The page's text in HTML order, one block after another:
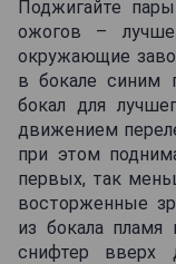
Поджигайте
ожогов –
окружающие
в бокале синим
бокал для
движением
при этом
первых, так
восторженные
из бокала
снифтер вверх